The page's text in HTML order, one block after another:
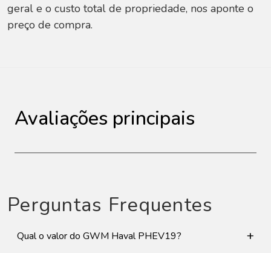
geral e o custo total de propriedade, nos aponte o
preço de compra.
Avaliações principais
Perguntas Frequentes
Qual o valor do GWM Haval PHEV19? +